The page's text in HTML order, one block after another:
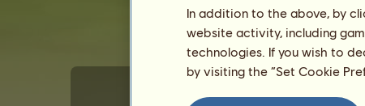
In addition to the above, by
website activity, including
technologies. If you wish to
by visiting the “Set Cookie